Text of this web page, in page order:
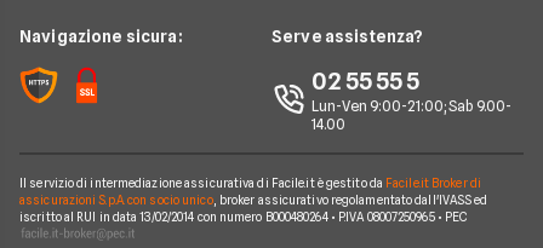
Contatti
YouBanking
Prodotti Carte
Navigazione sicura: Serve assistenza?
02 55 55 5
Lun-Ven 9:00-21:00; Sab 9.00-
14.00
Il servizio di intermediazione assicurativa di Facile.it è gestito da Facile.it Broker di
assicurazioni S.p.A. con socio unico, broker assicurativo regolamentato dall'IVASS ed
iscritto al RUI in data 13/02/2014 con numero B000480264 • P.IVA 08007250965 • PEC